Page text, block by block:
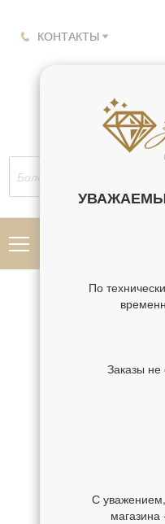
КОНТАКТЫ
По
Заказы
С